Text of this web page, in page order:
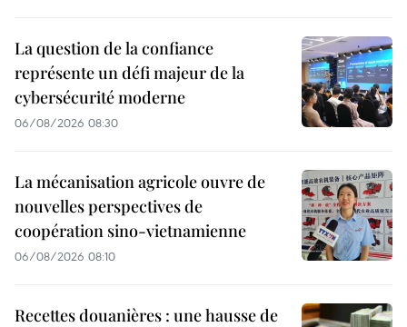
La question de la confiance
représente un défi majeur de la
cybersécurité moderne
06/08/2026 08:30
La mécanisation agricole ouvre de
nouvelles perspectives de
coopération sino-vietnamienne
06/08/2026 08:10
Recettes douanières : une hausse de